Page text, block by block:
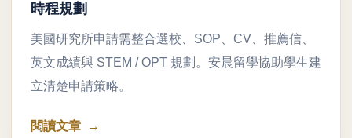
時程規劃
美國研究所申請需整合選校、SOP、CV、推薦信、
英文成績與 STEM / OPT 規劃。安晨留學協助學生建
立清楚申請策略。
閱讀文章